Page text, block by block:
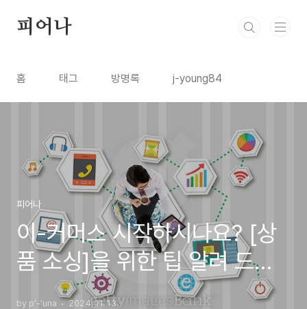
피어나
홈 태그 방명록 j-young84
피어나
이-커머스 시작하시나요? [상
품 소싱]을 위한 팁 알려 드릴
께요
by p'-'una 2024. 11. 13.